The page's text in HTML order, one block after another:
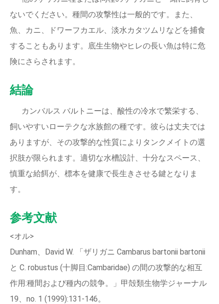
ないでください。種間の攻撃性は一般的です。また、
魚、カニ、ドワーフカエル、淡水カタツムリなどを捕食
することもあります。底生生物やヒレの長い魚は特に危
険にさらされます。
結論
カンバルス バルトニーは、酸性の冷水で繁栄する、
飼いやすいローテクな水族館の種です。彼らは丈夫では
ありますが、その攻撃的な性質によりタンクメイトの選
択肢が限られます。適切な水槽設計、十分なスペース、
慎重な給餌が、標本を健康で長生きさせる鍵となりま
す。
参考文献
<オル>
Dunham、David W. 「ザリガニ Cambarus bartonii bartonii
と C. robustus (十脚目:Cambaridae) の間の攻撃的な相互
作用:種間および種内の競争。」甲殻類生物学ジャーナル
19、no. 1 (1999):131-146。